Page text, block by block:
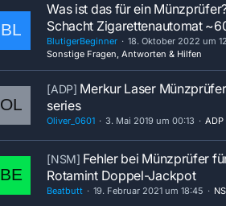
Was ist das für ein
Schacht Zigarettenautomat
BlutigerBeginner
18. Oktober 2022 um
Sonstige Fragen, Antworten & Hilfen
[ADP] Merkur Laser
series
Oliver_0601 3. Mai 2019 um 00:13 ADP
[NSM] Fehler bei Münzprüfer
Rotamint Doppel-Jackpot
Beatbutt 19. Februar 2021 um 18:45